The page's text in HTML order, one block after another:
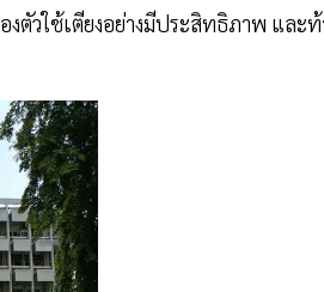
งตัวใช้เตียงอย่างมีประสิทธิภาพ และ